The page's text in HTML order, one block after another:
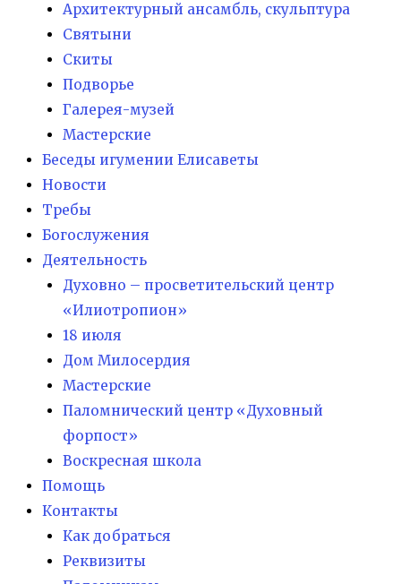
Архитектурный ансамбль, скульптура
Святыни
Скиты
Подворье
Галерея-музей
Мастерские
Беседы игумении Елисаветы
Новости
Требы
Богослужения
Деятельность
Духовно – просветительский центр
«Илиотропион»
18 июля
Дом Милосердия
Мастерские
Паломнический центр «Духовный
форпост»
Воскресная школа
Помощь
Контакты
Как добраться
Реквизиты